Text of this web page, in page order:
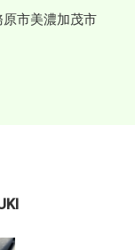
原市美濃加茂市